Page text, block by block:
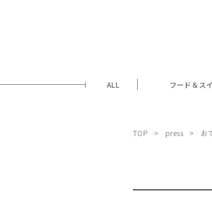
ALL フード＆ス
TOP press お